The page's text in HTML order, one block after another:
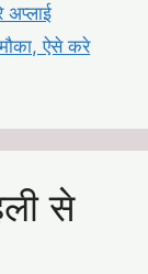
अप्लाई
ऐसे करे
से